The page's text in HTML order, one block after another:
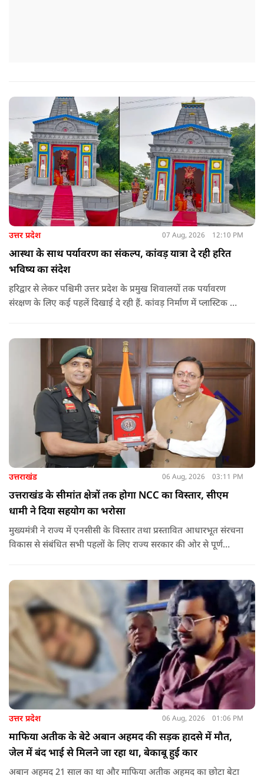
उत्तर प्रदेश 07 Aug, 2026 12:10 PM
आस्था के साथ पर्यावरण का संकल्प, कांवड़ यात्रा दे रही हरित
भविष्य का संदेश
हरिद्वार से लेकर पश्चिमी उत्तर प्रदेश के प्रमुख शिवालयों तक पर्यावरण
संरक्षण के लिए कई पहलें दिखाई दे रही हैं. कांवड़ निर्माण में प्लास्टिक के
पत्तियों का पृथक संग्रह किया जाएगा.
उत्तराखंड 06 Aug, 2026 03:11 PM
उत्तराखंड के सीमांत क्षेत्रों तक होगा NCC का विस्तार, सीएम
धामी ने दिया सहयोग का भरोसा
मुख्यमंत्री ने राज्य में एनसीसी के विस्तार तथा प्रस्तावित आधारभूत संरचना
विकास से संबंधित सभी पहलों के लिए राज्य सरकार की ओर से पूर्ण
उत्तर प्रदेश 06 Aug, 2026 01:06 PM
माफिया अतीक के बेटे अबान अहमद की सड़क हादसे में मौत,
जेल में बंद भाई से मिलने जा रहा था, बेकाबू हुई कार
अबान अहमद 21 साल का था और माफिया अतीक अहमद का छोटा बेटा